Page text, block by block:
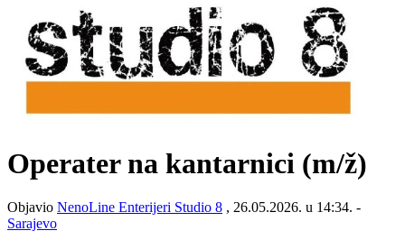
Operater na kantarnici (m/ž)
Objavio NenoLine Enterijeri Studio 8 , 26.05.2026. u 14:34. -
Sarajevo